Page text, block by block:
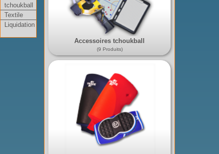
tchoukball
Textile
Liquidation
Accessoires tchoukball
(9 Produits)